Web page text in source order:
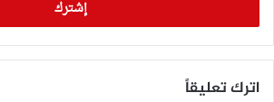
اترك تعليقاً